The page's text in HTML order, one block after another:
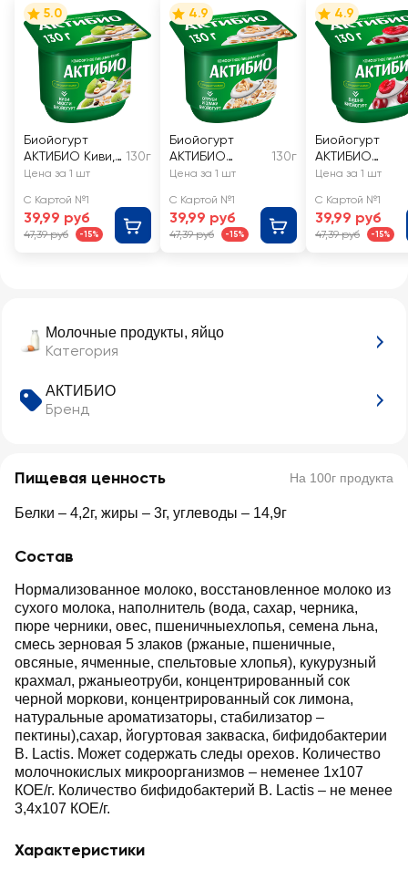
Молочные продукты, яйцо
Категория
АКТИБИО
Бренд
Пищевая ценность На 100г продукта
Белки – 4,2г, жиры – 3г, углеводы – 14,9г
Состав
Нормализованное молоко, восстановленное молоко из
сухого молока, наполнитель (вода, сахар, черника,
пюре черники, овес, пшеничныехлопья, семена льна,
смесь зерновая 5 злаков (ржаные, пшеничные,
овсяные, ячменные, спельтовые хлопья), кукурузный
крахмал, ржаныеотруби, концентрированный сок
черной моркови, концентрированный сок лимона,
натуральные ароматизаторы, стабилизатор –
пектины),сахар, йогуртовая закваска, бифидобактерии
B. Lactis. Может содержать следы орехов. Количество
молочнокислых микроорганизмов – неменее 1х107
КОЕ/г. Количество бифидобактерий B. Lactis – не менее
3,4х107 КОЕ/г.
Характеристики
5.0
Биойогурт
АКТИБИО Киви,
мюсли 3%, без
130г
Цена за 1 шт
С Картой №1
39,99 руб
47,39 руб -15%
4.9
Биойогурт
АКТИБИО
Отруби, злаки
130г
Цена за 1 шт
С Картой №1
39,99 руб
47,39 руб -15%
4.9
Биойогурт
АКТИБИО
Вишня 2,9%, без
Цена за 1 шт
С Картой №1
39,99 руб
47,39 руб -15%